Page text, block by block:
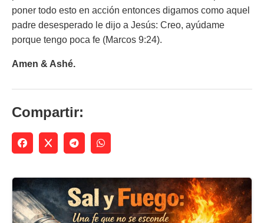
poner todo esto en acción entonces digamos como aquel
padre desesperado le dijo a Jesús: Creo, ayúdame
porque tengo poca fe (Marcos 9:24).
Amen & Ashé.
Compartir: